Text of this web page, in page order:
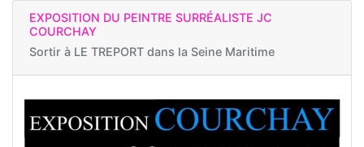
EXPOSITION DU PEINTRE SURRÉALISTE JC
COURCHAY
Sortir à LE TREPORT dans la Seine Maritime